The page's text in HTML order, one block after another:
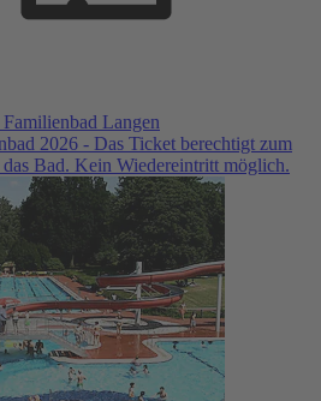
Langen
2026 - Das Ticket berechtigt zum
Bad. Kein Wiedereintritt möglich.